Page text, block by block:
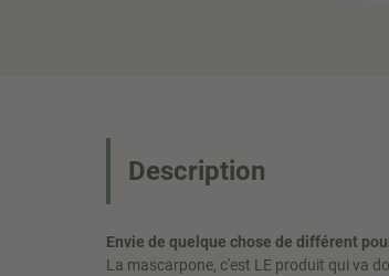
Description
Envie de quelque chose de différent
La mascarpone, c'est LE produit qui va